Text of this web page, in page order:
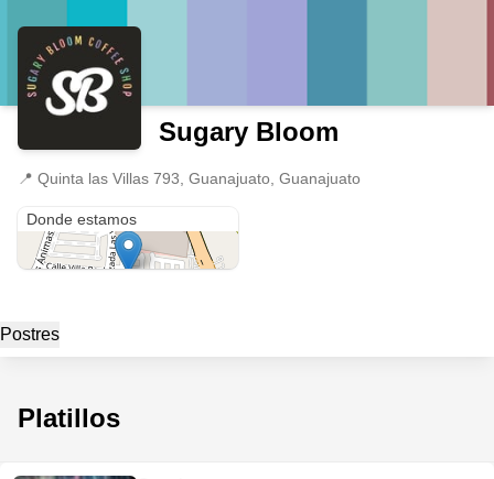
Sugary Bloom
📍 Quinta las Villas 793, Guanajuato, Guanajuato
Donde estamos
Postres
Platillos